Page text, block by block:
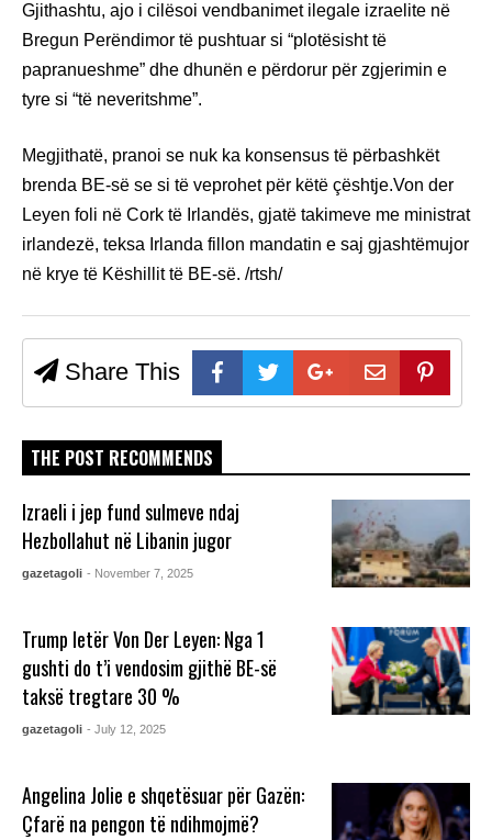
Gjithashtu, ajo i cilësoi vendbanimet ilegale izraelite në
Bregun Perëndimor të pushtuar si “plotësisht të
papranueshme” dhe dhunën e përdorur për zgjerimin e
tyre si “të neveritshme”.
Megjithatë, pranoi se nuk ka konsensus të përbashkët
brenda BE-së se si të veprohet për këtë çështje.Von der
Leyen foli në Cork të Irlandës, gjatë takimeve me ministrat
irlandezë, teksa Irlanda fillon mandatin e saj gjashtëmujor
në krye të Këshillit të BE-së. /rtsh/
Share This
THE POST RECOMMENDS
Izraeli i jep fund sulmeve ndaj
Hezbollahut në Libanin jugor
gazetagoli - November 7, 2025
Trump letër Von Der Leyen: Nga 1
gushti do t’i vendosim gjithë BE-së
taksë tregtare 30 %
gazetagoli - July 12, 2025
Angelina Jolie e shqetësuar për Gazën:
Çfarë na pengon të ndihmojmë?